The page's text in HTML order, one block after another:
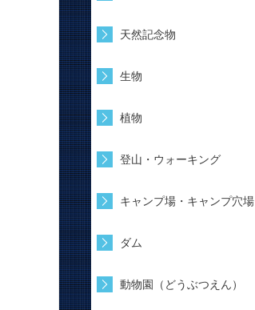
天然記念物
生物
植物
登山・ウォーキング
キャンプ場・キャンプ穴場
ダム
動物園（どうぶつえん）